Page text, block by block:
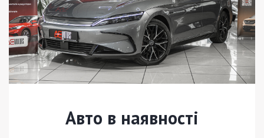
Авто в наявності